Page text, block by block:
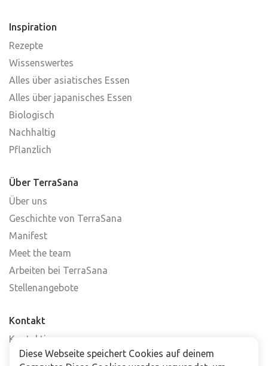
Inspiration
Rezepte
Wissenswertes
Alles über asiatisches Essen
Alles über japanisches Essen
Biologisch
Nachhaltig
Pflanzlich
Über TerraSana
Über uns
Geschichte von TerraSana
Manifest
Meet the team
Arbeiten bei TerraSana
Stellenangebote
Kontakt
Kontaktiere uns
Häufig gestellte Fragen
Diese Webseite speichert Cookies auf deinem